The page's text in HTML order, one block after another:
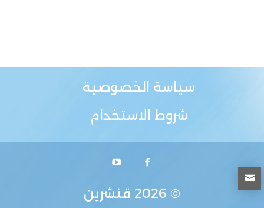
سياسة الخصوصية
شروط الاستخدام
© 2026 قنشرين